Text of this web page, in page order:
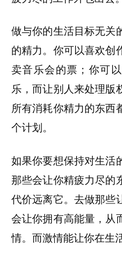
做与你的生活目标无关
的精力。你可以喜欢创
卖音乐会的票；你可
乐，而让别人来处理版
所有消耗你精力的东西
个计划。
如果你要想保持对生活
那些会让你精疲力尽的
代价远离它。去做那些
会让你拥有高能量，从
情。而激情能让你在生